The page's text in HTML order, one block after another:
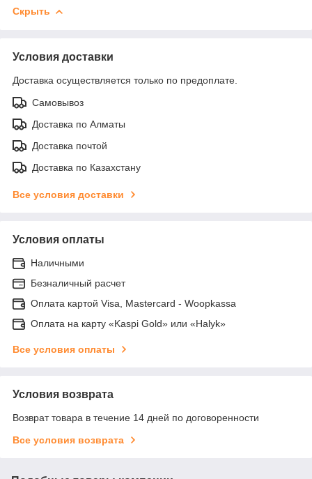
Скрыть
Условия доставки
Доставка осуществляется только по предоплате.
Самовывоз
Доставка по Алматы
Доставка почтой
Доставка по Казахстану
Все условия доставки
Условия оплаты
Наличными
Безналичный расчет
Оплата картой Visa, Mastercard - Woopkassa
Оплата на карту «Kaspi Gold» или «Halyk»
Все условия оплаты
Условия возврата
Возврат товара в течение 14 дней по договоренности
Все условия возврата